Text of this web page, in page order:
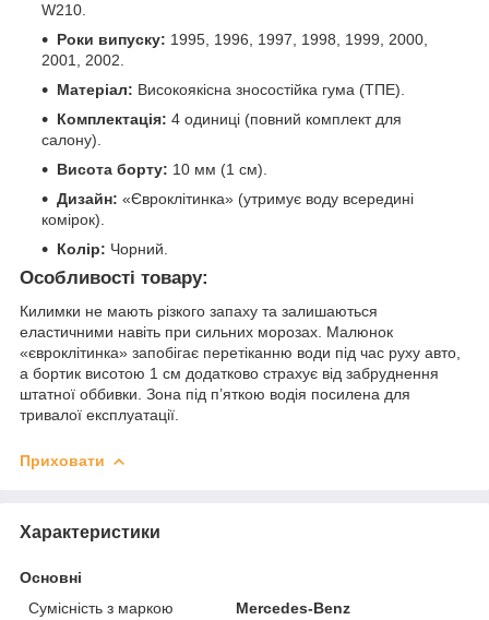
W210.
Роки випуску: 1995, 1996, 1997, 1998, 1999, 2000,
2001, 2002.
Матеріал: Високоякісна зносостійка гума (ТПЕ).
Комплектація: 4 одиниці (повний комплект для
салону).
Висота борту: 10 мм (1 см).
Дизайн: «Євроклітинка» (утримує воду всередині
комірок).
Колір: Чорний.
Особливості товару:
Килимки не мають різкого запаху та залишаються
еластичними навіть при сильних морозах. Малюнок
«євроклітинка» запобігає перетіканню води під час руху авто,
а бортик висотою 1 см додатково страхує від забруднення
штатної оббивки. Зона під п’яткою водія посилена для
тривалої експлуатації.
Приховати
Характеристики
Основні
Сумісність з маркою
Mercedes-Benz